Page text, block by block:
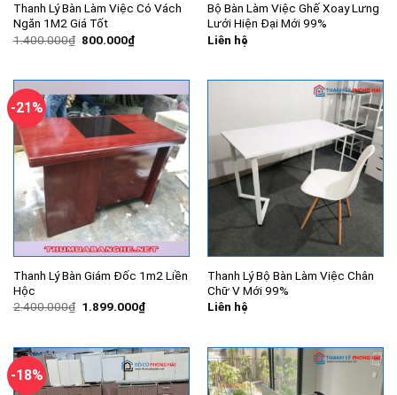
Thanh Lý Bàn Làm Việc Có Vách
Ngăn 1M2 Giá Tốt
1.400.000₫ Giá
800.000₫Giá
hiện
800.000₫.
Bộ Bàn Làm Việc Ghế Xoay Lưng
Lưới Hiện Đại Mới 99%
Liên hệ
-21%
Thanh Lý Bàn Giám Đốc 1m2 Liền
Hộc
2.400.000₫ Giá
1.899.000₫Giá
hiện
1.899.000₫.
Thanh Lý Bộ Bàn Làm Việc Chân
Chữ V Mới 99%
Liên hệ
-18%